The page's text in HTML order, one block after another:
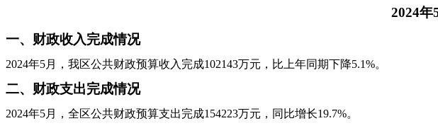
2024年
一、财政收入完成情况
2024年5月，我区公共财政预算收入完成102143万元，比上年同期下降5.1%。
二、财政支出完成情况
2024年5月， 全区公共财政预算支出完成154223万元，同比增长19.7%。